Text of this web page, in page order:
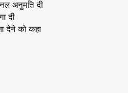
अनुमति दी
दी
देने को कहा